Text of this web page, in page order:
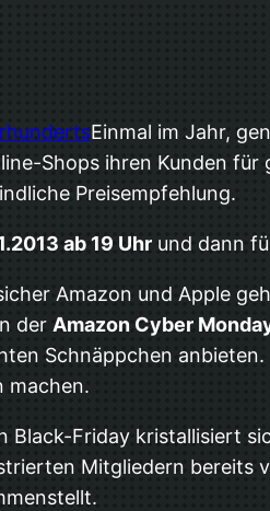
Einmal im Jahr,
Shops ihren Kunden
Preisempfehlung.
ab 19 Uhr und dann
Amazon und Apple
der Amazon Cyber
Schnäppchen
machen.
Black-Friday kristallisiert
Mitgliedern